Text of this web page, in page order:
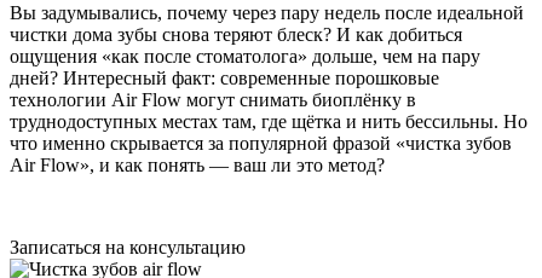
Вы задумывались, почему через пару недель после идеальной
чистки дома зубы снова теряют блеск? И как добиться
ощущения «как после стоматолога» дольше, чем на пару
дней? Интересный факт: современные порошковые
технологии Air Flow могут снимать биоплёнку в
труднодоступных местах там, где щётка и нить бессильны. Но
что именно скрывается за популярной фразой «чистка зубов
Air Flow», и как понять — ваш ли это метод?
Записаться на консультацию